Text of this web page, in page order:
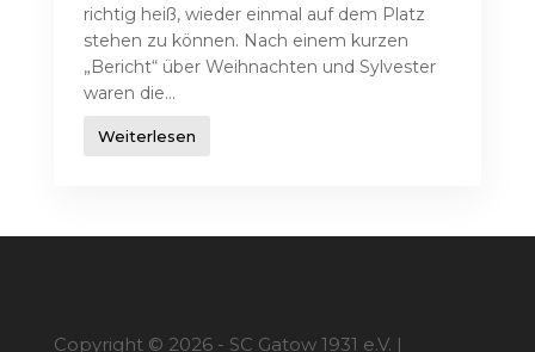
richtig heiß, wieder einmal auf dem Platz
stehen zu können. Nach einem kurzen
„Bericht“ über Weihnachten und Sylvester
waren die...
Weiterlesen
Copyright © 2026 - SC Gatow 1931 e.V. |